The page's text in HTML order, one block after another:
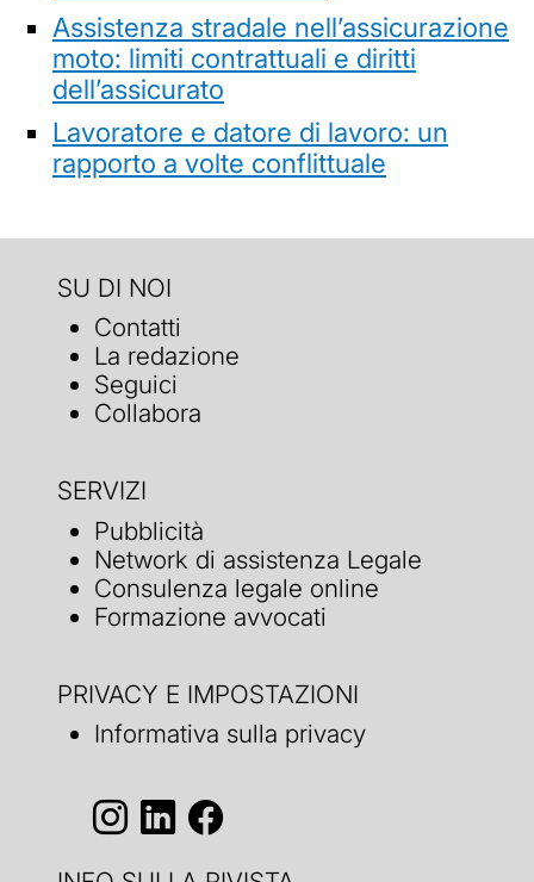
Assistenza stradale nell’assicurazione
moto: limiti contrattuali e diritti
dell’assicurato
Lavoratore e datore di lavoro: un
rapporto a volte conflittuale
SU DI NOI
Contatti
La redazione
Seguici
Collabora
SERVIZI
Pubblicità
Network di assistenza Legale
Consulenza legale online
Formazione avvocati
PRIVACY E IMPOSTAZIONI
Informativa sulla privacy